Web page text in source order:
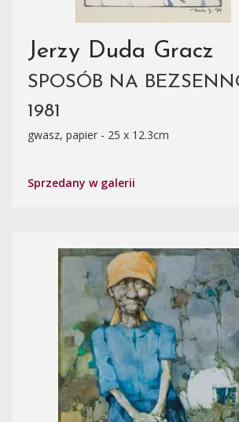
Jerzy Duda Gracz
SPOSÓB NA
1981
gwasz, papier - 25 x 12.3cm
Sprzedany w galerii